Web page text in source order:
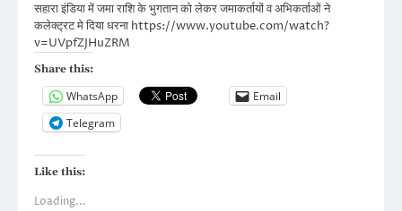
सहारा इंडिया में जमा राशि के भुगतान को लेकर जमाकर्तायों व अभिकर्ताओं ने
कलेक्ट्रट मे दिया धरना https://www.youtube.com/watch?
v=UVpfZJHuZRM
Share this:
WhatsApp
Email
Telegram
Like this:
Loading...